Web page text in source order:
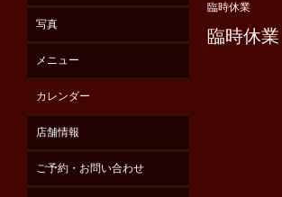
臨時休業
臨時休業
写真
メニュー
カレンダー
店舗情報
ご予約・お問い合わせ